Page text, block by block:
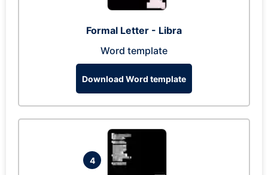
Formal Letter - Libra
Word template
Download Word template
4